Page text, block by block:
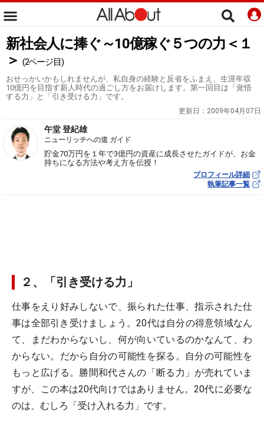
新社会人に捧ぐ～10億稼ぐ５つの力＜１
＞ (2ページ目)
おせっかいかもしれませんが、私自身の経験と反省をふまえ、生涯年収
10億円を目指す新人時代の過ごし方をお届けします。第一回目は「覚悟
する力」と「引き受ける力」です。
更新日： 2009年04月07日
午堂 登紀雄
ニューリッチへの道 ガイド
貯金70万円を１年で3億円の資産に成長させたガイドが、お金
持ちになる方法や考え方を伝授！
プロフィール詳細
執筆記事一覧
２、「引き受ける力」
仕事をえり好みしないで、振られた仕事、指示された仕
事は全部引き受けましょう。20代は自分の得意領域なん
て、まだわからないし、何が向いているのかなんて、わ
からない。だから自分の可能性を探る。自分の可能性を
もっと広げる。勝間和代さんの「断る力」が売れていま
すが、この本は20代向けではありません。20代に必要な
のは、むしろ「受け入れる力」です。